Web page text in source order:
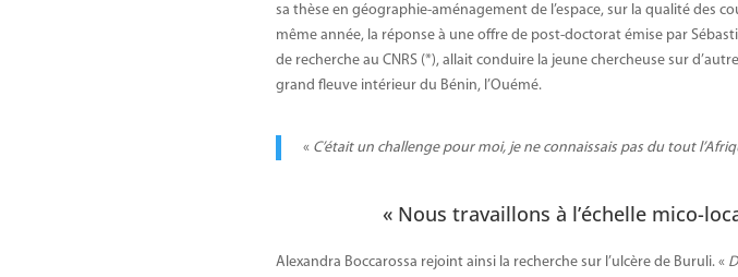
sa thèse en géographie-aménagement de l’espace, sur la qualité des
même année, la réponse à une offre de post-doctorat émise par
de recherche au CNRS (*), allait conduire la jeune chercheuse sur
grand fleuve intérieur du Bénin, l’Ouémé.
« C’était un challenge pour moi, je ne connaissais pas du tout
« Nous travaillons à l’échelle mico-
Alexandra Boccarossa rejoint ainsi la recherche sur l’ulcère de Buruli. «